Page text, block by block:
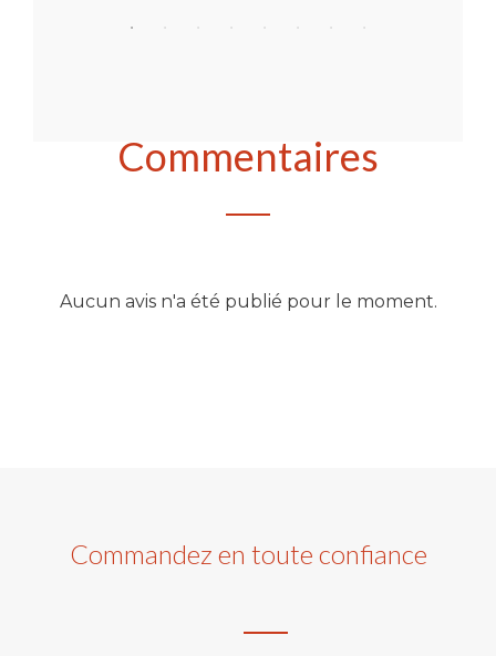
Commentaires
Aucun avis n'a été publié pour le moment.
Commandez en toute confiance